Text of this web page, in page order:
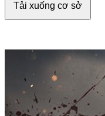
Tải xuống cơ sở